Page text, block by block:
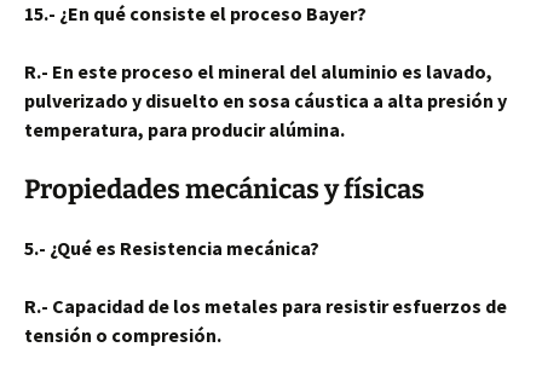
15.- ¿En qué consiste el proceso Bayer?
R.- En este proceso el mineral del aluminio es lavado,
pulverizado y disuelto en sosa cáustica a alta presión y
temperatura, para producir alúmina.
Propiedades mecánicas y físicas
5.- ¿Qué es Resistencia mecánica?
R.- Capacidad de los metales para resistir esfuerzos de
tensión o compresión.